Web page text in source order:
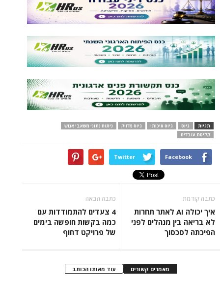
תגיות גיוס גיוס איכותי גיוס מדויק
ניתוח נתוני משאבי אנוש
קליטת עובדים
Facebook
Twitter
כתבה קודמת
איך יכולה AI לאתר תחרות
לא בריאה בין מנהלים לפני
הפיכתה לסכסוך
כתבה הבאה
4 צעדים להתמודדות עם
כמה בקשות חופשה בימים
של פרויקט דחוף
מאמרים קשורים עוד מאותו הכותב